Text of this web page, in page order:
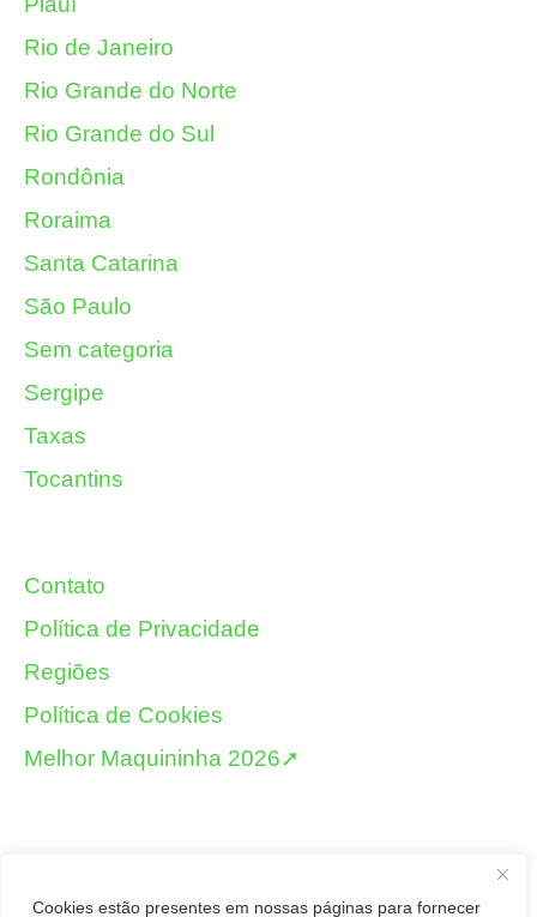
Cookies estão presentes em nossas páginas para fornecer
Rio de Janeiro
Rio Grande do Norte
Rio Grande do Sul
Rondônia
Roraima
Santa Catarina
São Paulo
Sem categoria
Sergipe
Taxas
Tocantins
Contato
Política de Privacidade
Regiões
Política de Cookies
Melhor Maquininha 2026➚